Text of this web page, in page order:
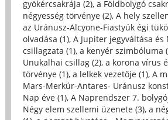
gyökércsakrája (2), a Földbolygó
négyesség törvénye (2), A hely
az Uránusz-Alcyone-Fiastyúk égi
olvadása (1), A Jupiter jegyváltása és
csillagzata (1), a kenyér szimbóluma
Unukalhai csillag (2), a korona vírus
törvénye (1), a lelkek vezetője (1), A
Mars-Merkúr-Antares- Uránusz
Nap éve (1), A Naprendszer 7.
Négy elem szellemi üzenete (3), a